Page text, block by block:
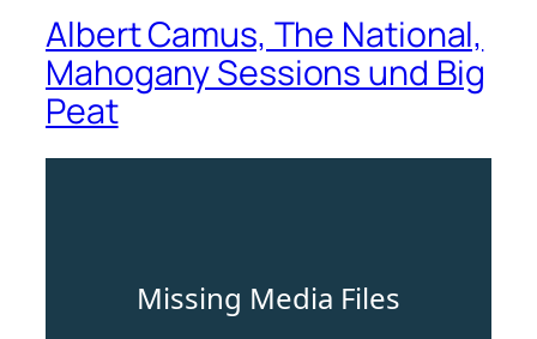
Albert Camus, The National,
Mahogany Sessions und Big
Peat